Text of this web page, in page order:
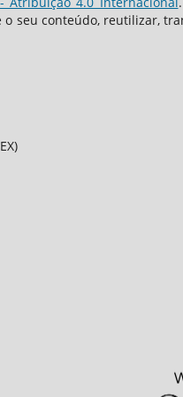
seu conteúdo, reutilizar,